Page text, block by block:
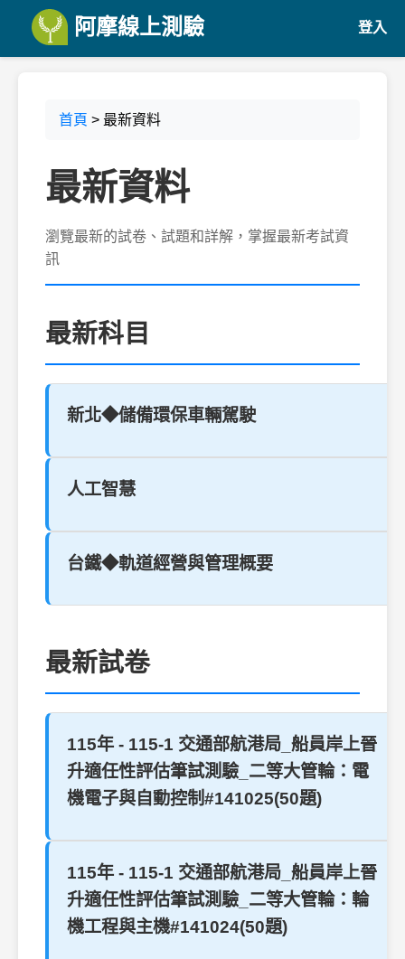
阿摩線上測驗 登入
首頁 > 最新資料
最新資料
瀏覽最新的試卷、試題和詳解，掌握最新考試資
訊
最新科目
新北◆儲備環保車輛駕駛
人工智慧
台鐵◆軌道經營與管理概要
最新試卷
115年 - 115-1 交通部航港局_船員岸上晉
升適任性評估筆試測驗_二等大管輪：電
機電子與自動控制#141025(50題)
115年 - 115-1 交通部航港局_船員岸上晉
升適任性評估筆試測驗_二等大管輪：輪
機工程與主機#141024(50題)